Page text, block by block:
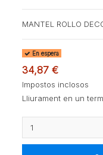
MANTEL ROLLO
En espera
34,87 €
Impostos inclosos
Lliurament en un